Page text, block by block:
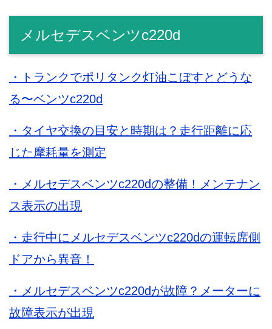
メルセデスベンツc220d
・トランクでポリタンク灯油こぼすとどうな
る〜ベンツc220d
・タイヤ交換の目安と時期は？走行距離に応
じた摩耗量を測定
・メルセデスベンツc220dの整備！メンテナン
ス表示の出現
・走行中にメルセデスベンツc220dの運転席側
ドアから異音！
・メルセデスベンツc220dが故障？メーターに
故障表示が出現